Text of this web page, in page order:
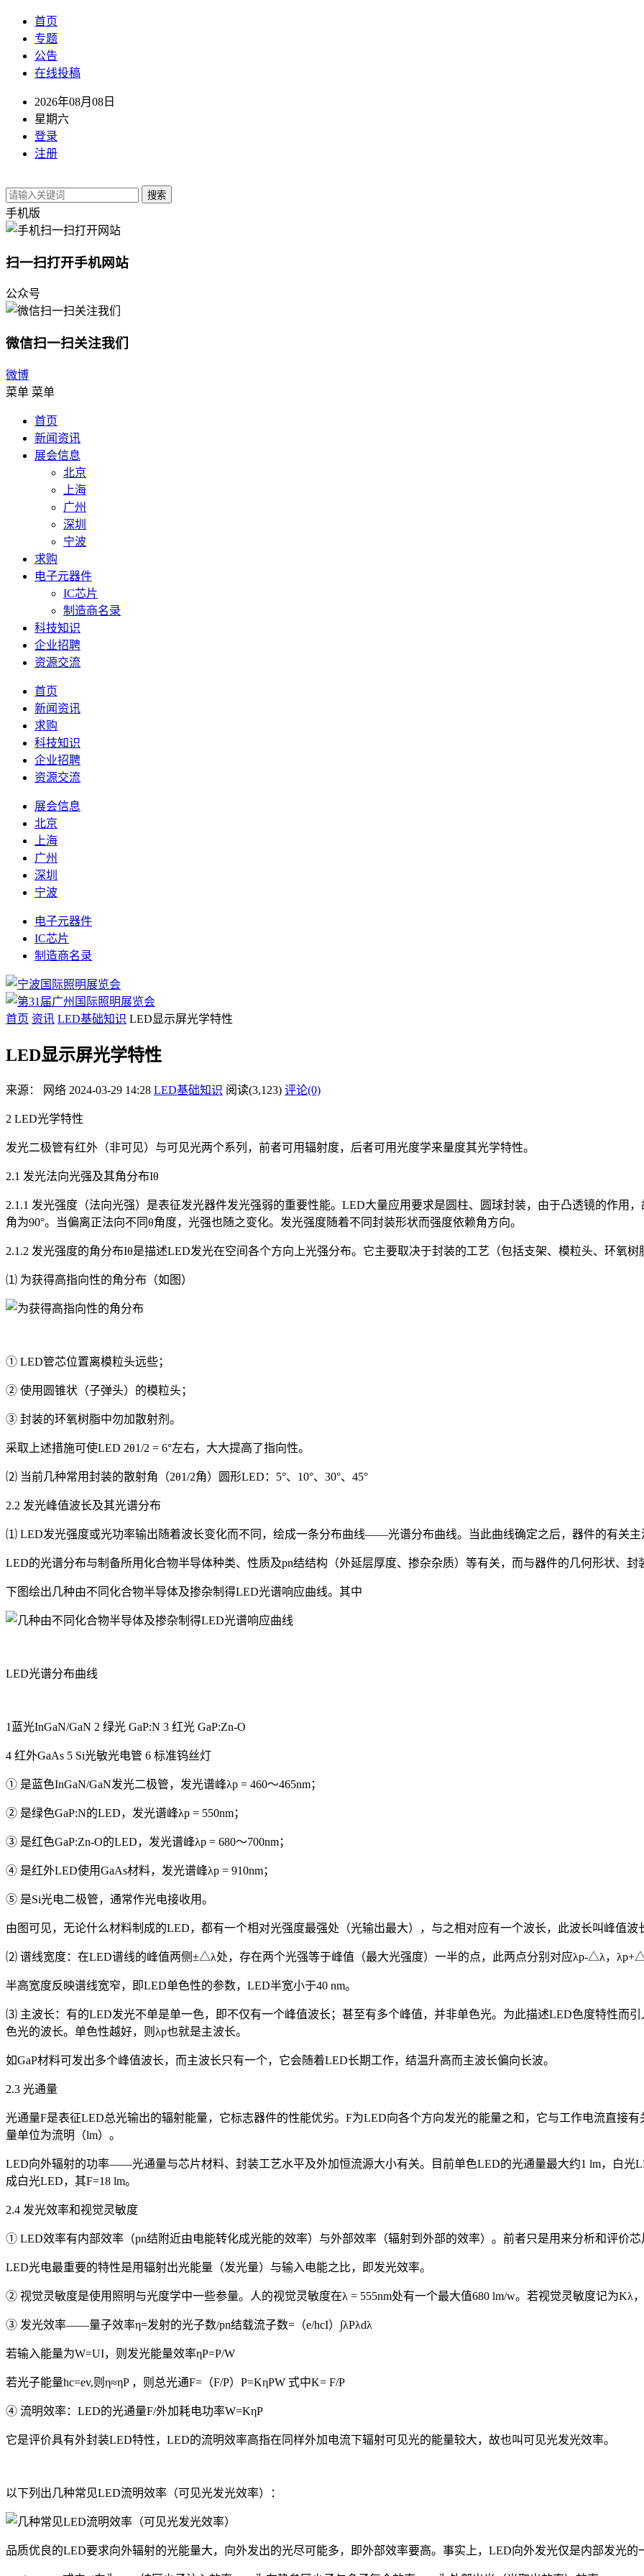
首页
专题
公告
在线投稿
2026年08月08日
星期六
登录
注册
搜索
手机版
扫一扫打开手机网站
公众号
微信扫一扫关注我们
微博
菜单 菜单
首页
新闻资讯
展会信息
北京
上海
广州
深圳
宁波
求购
电子元器件
IC芯片
制造商名录
科技知识
企业招聘
资源交流
首页
新闻资讯
求购
科技知识
企业招聘
资源交流
展会信息
北京
上海
广州
深圳
宁波
电子元器件
IC芯片
制造商名录
首页 资讯 LED基础知识 LED显示屏光学特性
LED显示屏光学特性
来源： 网络 2024-03-29 14:28 LED基础知识 阅读(3,123) 评论(0)
2 LED光学特性
发光二极管有红外（非可见）与可见光两个系列，前者可用辐射度，后者可用光度学来量度其光学特性。
2.1 发光法向光强及其角分布Iθ
2.1.1 发光强度（法向光强）是表征发光器件发光强弱的重要性能。LED大量应用要求是圆柱、圆球封装，由于凸透镜的作用
角为90°。当偏离正法向不同θ角度，光强也随之变化。发光强度随着不同封装形状而强度依赖角方向。
2.1.2 发光强度的角分布Iθ是描述LED发光在空间各个方向上光强分布。它主要取决于封装的工艺（包括支架、模粒头、环氧树
⑴ 为获得高指向性的角分布（如图）
① LED管芯位置离模粒头远些；
② 使用圆锥状（子弹头）的模粒头；
③ 封装的环氧树脂中勿加散射剂。
采取上述措施可使LED 2θ1/2 = 6°左右，大大提高了指向性。
⑵ 当前几种常用封装的散射角（2θ1/2角）圆形LED：5°、10°、30°、45°
2.2 发光峰值波长及其光谱分布
⑴ LED发光强度或光功率输出随着波长变化而不同，绘成一条分布曲线——光谱分布曲线。当此曲线确定之后，器件的有关主
LED的光谱分布与制备所用化合物半导体种类、性质及pn结结构（外延层厚度、掺杂杂质）等有关，而与器件的几何形状、封
下图绘出几种由不同化合物半导体及掺杂制得LED光谱响应曲线。其中
LED光谱分布曲线
1蓝光InGaN/GaN 2 绿光 GaP:N 3 红光 GaP:Zn-O
4 红外GaAs 5 Si光敏光电管 6 标准钨丝灯
① 是蓝色InGaN/GaN发光二极管，发光谱峰λp = 460～465nm；
② 是绿色GaP:N的LED，发光谱峰λp = 550nm；
③ 是红色GaP:Zn-O的LED，发光谱峰λp = 680～700nm；
④ 是红外LED使用GaAs材料，发光谱峰λp = 910nm；
⑤ 是Si光电二极管，通常作光电接收用。
由图可见，无论什么材料制成的LED，都有一个相对光强度最强处（光输出最大），与之相对应有一个波长，此波长叫峰值波
⑵ 谱线宽度：在LED谱线的峰值两侧±△λ处，存在两个光强等于峰值（最大光强度）一半的点，此两点分别对应λp-△λ，
半高宽度反映谱线宽窄，即LED单色性的参数，LED半宽小于40 nm。
⑶ 主波长：有的LED发光不单是单一色，即不仅有一个峰值波长；甚至有多个峰值，并非单色光。为此描述LED色度特性而
色光的波长。单色性越好，则λp也就是主波长。
如GaP材料可发出多个峰值波长，而主波长只有一个，它会随着LED长期工作，结温升高而主波长偏向长波。
2.3 光通量
光通量F是表征LED总光输出的辐射能量，它标志器件的性能优劣。F为LED向各个方向发光的能量之和，它与工作电流直接
量单位为流明（lm）。
LED向外辐射的功率——光通量与芯片材料、封装工艺水平及外加恒流源大小有关。目前单色LED的光通量最大约1 lm，白光
成白光LED，其F=18 lm。
2.4 发光效率和视觉灵敏度
① LED效率有内部效率（pn结附近由电能转化成光能的效率）与外部效率（辐射到外部的效率）。前者只是用来分析和评价芯
LED光电最重要的特性是用辐射出光能量（发光量）与输入电能之比，即发光效率。
② 视觉灵敏度是使用照明与光度学中一些参量。人的视觉灵敏度在λ = 555nm处有一个最大值680 lm/w。若视觉灵敏度记为Kλ，
③ 发光效率——量子效率η=发射的光子数/pn结载流子数=（e/hcI）∫λPλdλ
若输入能量为W=UI，则发光能量效率ηP=P/W
若光子能量hc=ev,则η≈ηP ，则总光通F=（F/P）P=KηPW 式中K= F/P
④ 流明效率：LED的光通量F/外加耗电功率W=KηP
它是评价具有外封装LED特性，LED的流明效率高指在同样外加电流下辐射可见光的能量较大，故也叫可见光发光效率。
以下列出几种常见LED流明效率（可见光发光效率）：
品质优良的LED要求向外辐射的光能量大，向外发出的光尽可能多，即外部效率要高。事实上，LED向外发光仅是内部发光的